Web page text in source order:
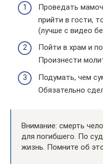
Проведать
прийти в гости,
(лучше с видео
Пойти в храм и
Произнести
Подумать, чем
Обязательно
Внимание: смерть
для погибшего. По
жизнь. Помните об